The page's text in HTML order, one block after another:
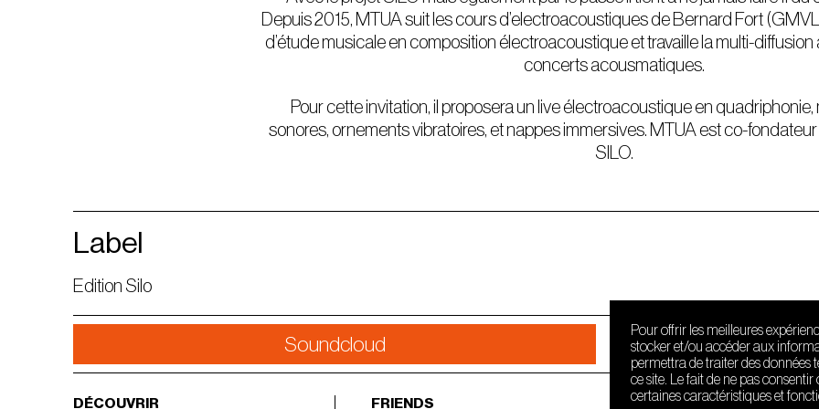
Depuis 2015, MTUA suit les cours d’electroacoustiques de Bernard Fort
d’étude musicale en composition électroacoustique et travaille la multi-diffusion
concerts acousmatiques.
Pour cette invitation, il proposera un live électroacoustiqueen
sonores, ornements vibratoires, et nappes immersives. MTUA est co-
SILO.
Label
Edition Silo
Soundcloud
DÉCOUVRIR FRIENDS
Pour offrir les meilleures
stocker et/ou accéder aux
permettra de traiter des données
ce site. Le fait de ne pas
certaines caractéristiques et